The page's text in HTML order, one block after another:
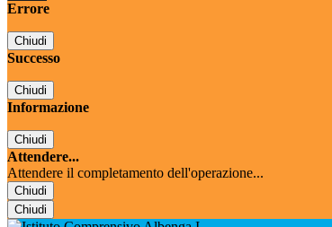
Errore
Chiudi
Successo
Chiudi
Informazione
Chiudi
Attendere...
Attendere il completamento dell'operazione...
Chiudi
Chiudi